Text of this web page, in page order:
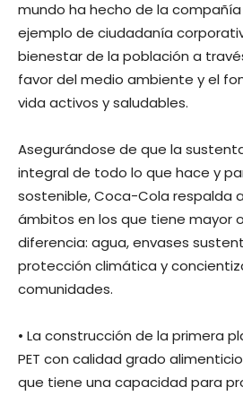
mundo ha hecho de la
ejemplo de ciudadanía
bienestar de la población a
favor del medio ambiente y el
vida activos y saludables.
Asegurándose de que la
integral de todo lo que hace y
sostenible, Coca-Cola respalda
ámbitos en los que tiene mayor
diferencia: agua, envases
protección climática y
comunidades.
• La construcción de la primera
PET con calidad grado
que tiene una capacidad para